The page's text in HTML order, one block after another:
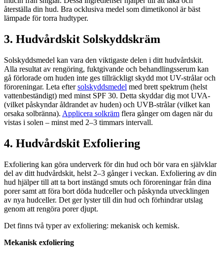
återställa din hud. Bra ocklusiva medel som dimetikonol är bäst
lämpade för torra hudtyper.
3. Hudvårdskit Solskyddskräm
Solskyddsmedel kan vara den viktigaste delen i ditt hudvårdskit.
Alla resultat av rengöring, fuktgivande och behandlingsserum kan
gå förlorade om huden inte ges tillräckligt skydd mot UV-strålar och
föroreningar. Leta eftersolskyddsmedel med brett spektrum (helst
vattenbeständigt) med minst SPF 30. Detta skyddar dig mot UVA-
(vilket påskyndar åldrandet av huden) och UVB-strålar (vilket kan
orsaka solbränna). Applicera solkräm flera gånger om dagen när du
vistas i solen – minst med 2–3 timmars intervall.
4. Hudvårdskit Exfoliering
Exfoliering kan göra underverk för din hud och bör vara en självklar
del av ditt hudvårdskit, helst 2–3 gånger i veckan. Exfoliering av din
hud hjälper till att ta bort instängd smuts och föroreningar från dina
porer samt att föra bort döda hudceller och påskynda utvecklingen
av nya hudceller. Det ger lyster till din hud och förhindrar utslag
genom att rengöra porer djupt.
Det finns två typer av exfoliering: mekanisk och kemisk.
Mekanisk exfoliering